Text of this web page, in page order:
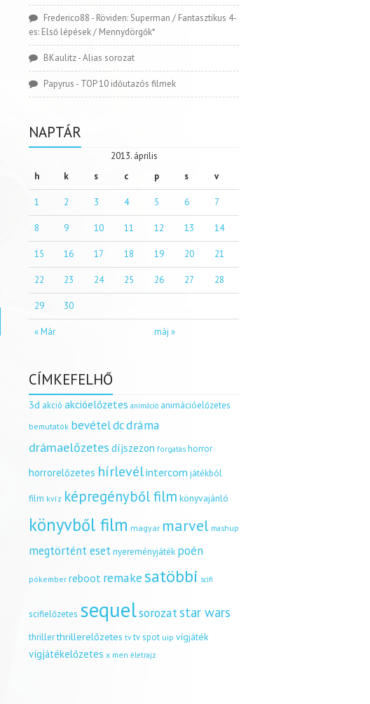
Frederico88 - Röviden: Superman / Fantasztikus 4-
es: Első lépések / Mennydörgők*
BKaulitz-Alias sorozat
Papyrus - TOP 10 időutazós filmek
NAPTÁR
2013. április
h
k s c p s v
« Már máj »
1 2 3 4 5 6 7
8 9 10 11 12 13 14
15 16 17 18 19 20 21
22 23 24 25 26 27 28
29 30
CÍMKEFELHŐ
3d akció akcióelőzetes animáció animációelőzetes
bemutatók bevételdcdráma
drámaelőzetes díjszezon forgatás horror
horrorelőzetes hírlevélintercom játékból
film kvíz képregényből film könyvajánló
könyvből film magyar marvel mashup
megtörtént esetnyereményjáték poén
pókember reboot remakesatöbbi scifi
scifielőzetes sequelsorozatstar wars
thrillerthrillerelőzetes tv tv spot uip vígjáték
vígjátékelőzetes x men életrajz